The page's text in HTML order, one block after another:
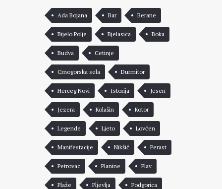
Ada Bojana Bar Berane
Bijelo Polje Bjelasica Boka
Budva Cetinje
Crnogorska sela Durmitor
Herceg Novi Istorija Jesen
Jezera Kolašin Kotor
Legende Ljeto Lovćen
Manifestacije Nikšić Perast
Petrovac Planine Plav
Plaže Pljevlja Podgorica